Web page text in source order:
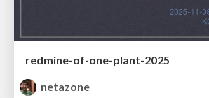
redmine-of-one-plant-2025
netazone